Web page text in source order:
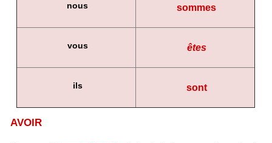
nous sommes
vous êtes
ils sont
AVOIR